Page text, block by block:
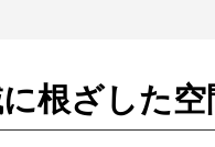
根ざした